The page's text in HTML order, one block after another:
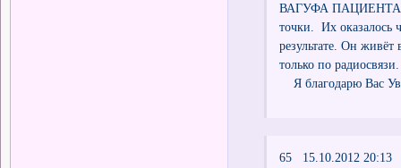
ВАГУФА
точки. Их оказалось
результате. Он живёт
только по
Я благодарю Вас
65 15.10.2012 20:13